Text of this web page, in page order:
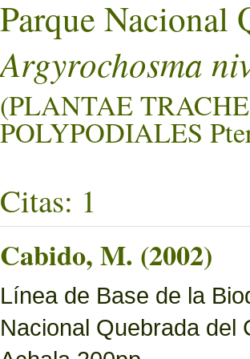
Parque Nacional
Argyrochosma
(PLANTAE
POLYPODIALES
Citas: 1
Cabido, M. (2002)
Línea de Base de la
Nacional Quebrada del